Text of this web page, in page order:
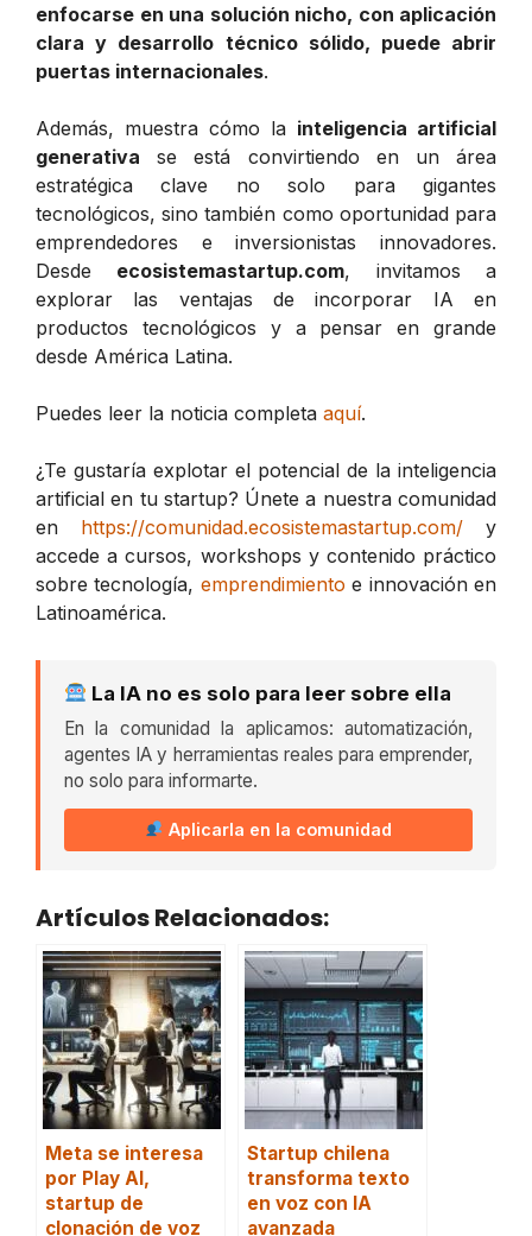
enfocarse en una solución nicho, con aplicación
clara y desarrollo técnico sólido, puede abrir
puertas internacionales.
Además, muestra cómo la inteligencia artificial
generativa se está convirtiendo en un área
estratégica clave no solo para gigantes
tecnológicos, sino también como oportunidad para
emprendedores e inversionistas innovadores.
Desde ecosistemastartup.com, invitamos a
explorar las ventajas de incorporar IA en
productos tecnológicos y a pensar en grande
desde América Latina.
Puedes leer la noticia completa aquí.
¿Te gustaría explotar el potencial de la inteligencia
artificial en tu startup? Únete a nuestra comunidad
en https://comunidad.ecosistemastartup.com/ y
accede a cursos, workshops y contenido práctico
sobre tecnología, emprendimiento e innovación en
Latinoamérica.
La IA no es solo para leer sobre ella
En la comunidad la aplicamos: automatización,
agentes IA y herramientas reales para emprender,
no solo para informarte.
Aplicarla en la comunidad
Artículos Relacionados:
Meta se interesa
por Play AI,
startup de
clonación de voz
Startup chilena
transforma texto
en voz con IA
avanzada